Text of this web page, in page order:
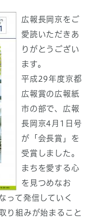
広報長岡京をご
愛読いただきあ
りがとうござい
ます。
平成29年度京都
広報賞の広報紙
市の部で、広報
長岡京4月1日号
が「会長賞」を
受賞しました。
まちを愛する心
を見つめなお
って発信していく
り組みが始まること